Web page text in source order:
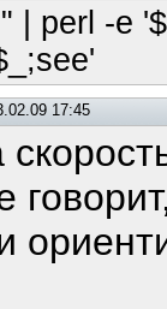
| perl -e
17:45